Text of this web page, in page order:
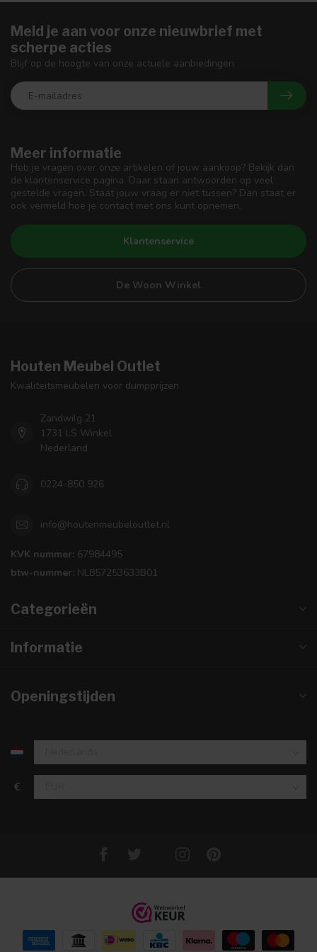
Meer informatie
Heb je vragen over onze artikelen of jouw aankoop? Bekijk dan
de klantenservice pagina. Daar staan antwoorden op veel
gestelde vragen. Staat jouw vraag er niet tussen? Dan staat er
ook vermeld hoe je contact met ons kunt opnemen.
Klantenservice
De Woon Winkel
Meld je aan voor onze nieuwbrief met
scherpe acties
Blijf op de hoogte van onze actuele aanbiedingen
Houten Meubel Outlet
Kwaliteitsmeubelen voor dumpprijzen
Zandwilg 21
1731 LS Winkel
Nederland
0224-850 926
info@houtenmeubeloutlet.nl
KVK nummer: 67984495
btw-nummer: NL857253633B01
Categorieën
Informatie
Openingstijden
€